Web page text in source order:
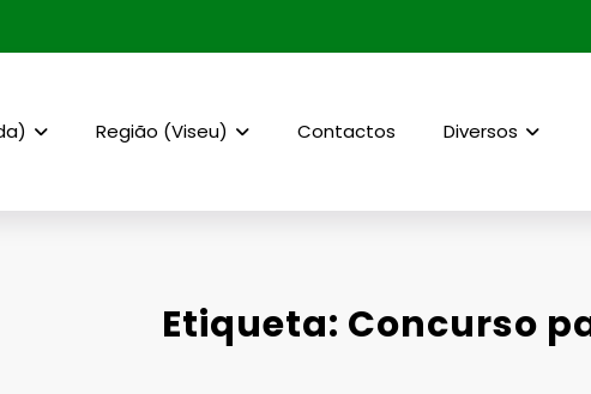
Região (Viseu) Contactos Diversos
Etiqueta: Concurso